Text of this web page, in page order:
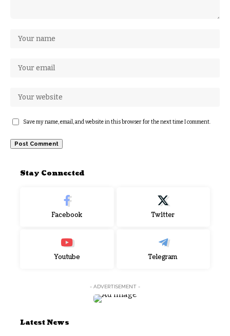
Save my name, email, and website in this browser for the next time I comment.
Stay Connected
Facebook Twitter
Youtube Telegram
- ADVERTISEMENT -
Latest News